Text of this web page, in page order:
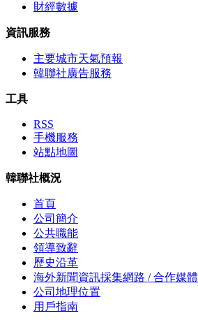
財經數據
資訊服務
主要城市天氣預報
韓聯社廣告服務
工具
RSS
手機服務
站點地圖
韓聯社概況
首頁
公司簡介
公共職能
領導致辭
歷史沿革
海外新聞資訊採集網路 / 合作媒體
公司地理位置
用戶指南